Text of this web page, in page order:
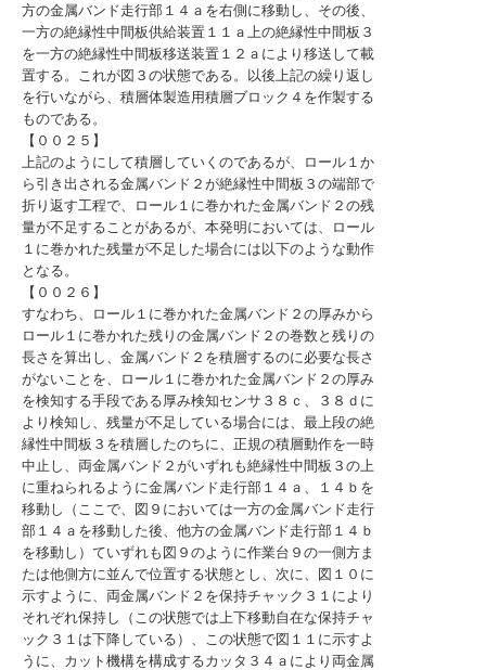
方の金属バンド走行部１４ａを右側に移動し、その後、
一方の絶縁性中間板供給装置１１ａ上の絶縁性中間板３
を一方の絶縁性中間板移送装置１２ａにより移送して載
置する。これが図３の状態である。以後上記の繰り返し
を行いながら、積層体製造用積層ブロック４を作製する
ものである。
【００２５】
上記のようにして積層していくのであるが、ロール１か
ら引き出される金属バンド２が絶縁性中間板３の端部で
折り返す工程で、ロール１に巻かれた金属バンド２の残
量が不足することがあるが、本発明においては、ロール
１に巻かれた残量が不足した場合には以下のような動作
となる。
【００２６】
すなわち、ロール１に巻かれた金属バンド２の厚みから
ロール１に巻かれた残りの金属バンド２の巻数と残りの
長さを算出し、金属バンド２を積層するのに必要な長さ
がないことを、ロール１に巻かれた金属バンド２の厚み
を検知する手段である厚み検知センサ３８ｃ、３８ｄに
より検知し、残量が不足している場合には、最上段の絶
縁性中間板３を積層したのちに、正規の積層動作を一時
中止し、両金属バンド２がいずれも絶縁性中間板３の上
に重ねられるように金属バンド走行部１４ａ、１４ｂを
移動し（ここで、図９においては一方の金属バンド走行
部１４ａを移動した後、他方の金属バンド走行部１４ｂ
を移動し）ていずれも図９のように作業台９の一側方ま
たは他側方に並んで位置する状態とし、次に、図１０に
示すように、両金属バンド２を保持チャック３１により
それぞれ保持し（この状態では上下移動自在な保持チャ
ック３１は下降している）、この状態で図１１に示すよ
うに、カット機構を構成するカッタ３４ａにより両金属